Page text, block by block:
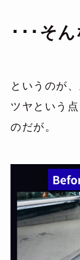
･･･ そ
というのが
ツヤという
のだが。